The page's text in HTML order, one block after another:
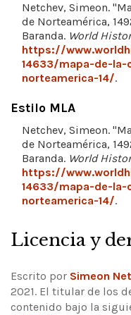
Netchev, Simeon.
de Norteamérica,
Baranda. World
https://
14633/mapa-de-la-
norteamerica-14/.
Estilo MLA
Netchev, Simeon.
de Norteamérica,
Baranda. World
https://
14633/mapa-de-la-
norteamerica-14/.
Licencia y
Escrito por Simeon
2021. El titular de los
contenido bajo la